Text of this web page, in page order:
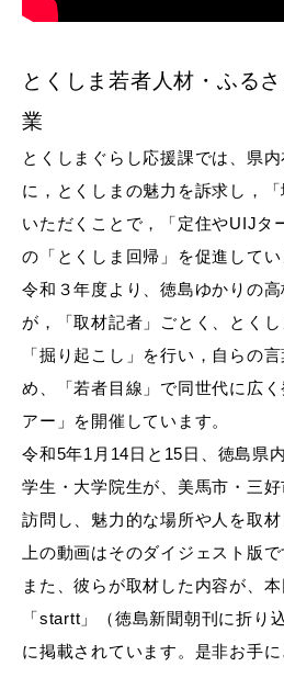
とくしま若者人材・ふる
業
とくしまぐらし応援課では、県
に，とくしまの魅力を訴求し，
いただくことで，「定住やUIJタ
の「とくしま回帰」を促進してい
令和３年度より、徳島ゆかりの
が，「取材記者」ごとく、とくし
「掘り起こし」を行い，自らの
め、「若者目線」で同世代に広
アー」を開催しています。
令和5年1月14日と15日、徳島県
学生・大学院生が、 美馬市・三
訪問し、魅力的な場所や人を取材
上の動画はそのダイジェスト版で
また、彼らが取材した内容が、
「startt」（徳島新聞朝刊に折り
に掲載されています。 是非お手に